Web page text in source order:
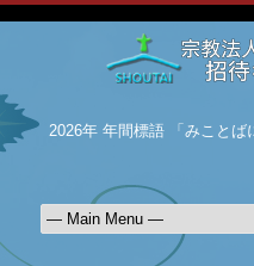
2026年 年間標語 「みことば